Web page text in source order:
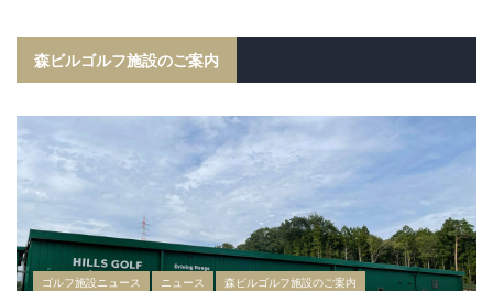
森ビルゴルフ施設のご案内
ゴルフ施設ニュース ニュース 森ビルゴルフ施設のご案内